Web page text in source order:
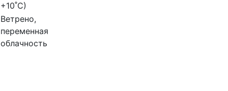
+10˚C)
Ветрено,
переменная
облачность